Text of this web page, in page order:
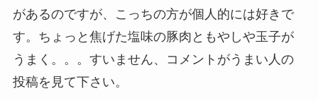
があるのですが、こっちの方が個人的には好きで
す。ちょっと焦げた塩味の豚肉ともやしや玉子が
うまく。。。すいません、コメントがうまい人の
投稿を見て下さい。